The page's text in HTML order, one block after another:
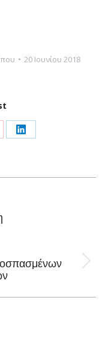
20 Ιουνίου 2018
Share
LinkedIn